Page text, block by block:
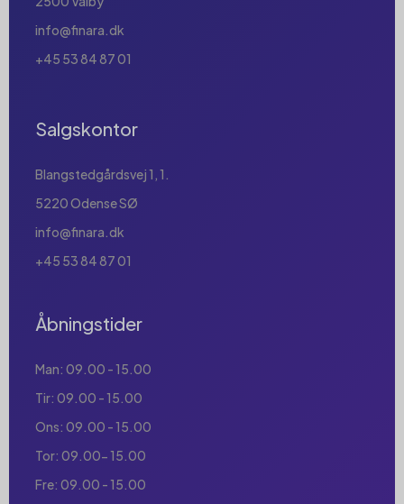
info@finara.dk
+45 53 84 87 01
Salgskontor
Blangstedgårdsvej 1, 1.
5220 Odense SØ
info@finara.dk
+45 53 84 87 01
Åbningstider
Man: 09.00 - 15.00
Tir: 09.00 - 15.00
Ons: 09.00 - 15.00
Tor: 09.00- 15.00
Fre: 09.00 - 15.00